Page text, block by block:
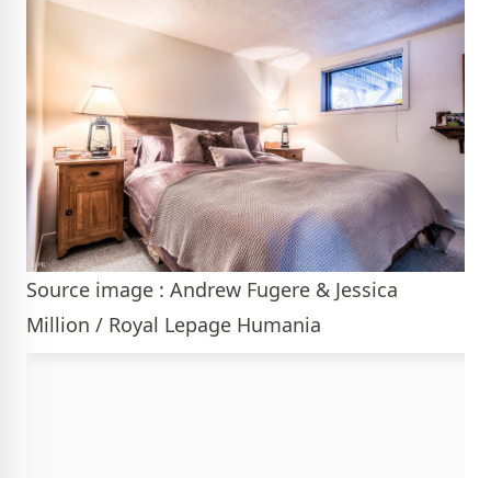
Source image : Andrew Fugere & Jessica
Million / Royal Lepage Humania